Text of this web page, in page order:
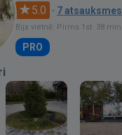
5.0 · 7 atsauksmes
Bija vietnē: Pirms 1st. 38 min.
PRO